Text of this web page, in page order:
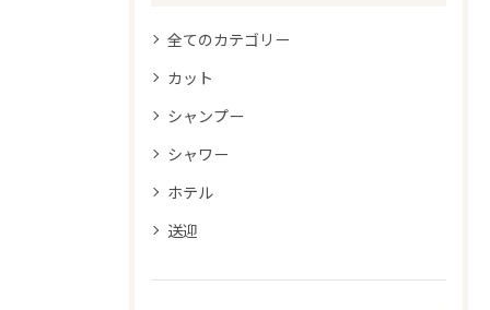
全てのカテゴリー
カット
シャンプー
シャワー
ホテル
送迎